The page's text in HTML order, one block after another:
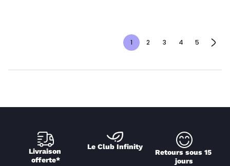
1 2 3 4 5
Livraison
offerte*
Le Club Infinity
Retours sous 15
jours